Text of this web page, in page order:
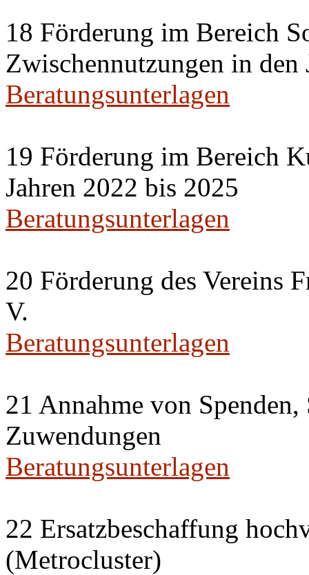
18 Förderung im Bereich
Zwischennutzungen in den
Beratungsunterlagen
19 Förderung im Bereich
Jahren 2022 bis 2025
Beratungsunterlagen
20 Förderung des Vereins
V.
Beratungsunterlagen
21 Annahme von
Zuwendungen
Beratungsunterlagen
22 Ersatzbeschaffung
(Metrocluster)